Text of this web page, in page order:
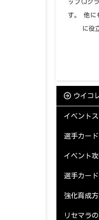
ップ(Jク
す。 他に
に役
ウイコ
イベント
選手カー
イベント
選手カー
強化育成
リセマラ